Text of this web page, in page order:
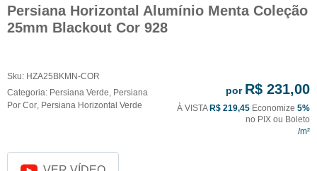
Persiana Horizontal Alumínio Menta Coleção
25mm Blackout Cor 928
Sku: HZA25BKMN-COR
Categoria: Persiana Verde, Persiana
Por Cor, Persiana Horizontal Verde
por R$ 231,00
À VISTA R$ 219,45 Economize 5%
no PIX ou Boleto